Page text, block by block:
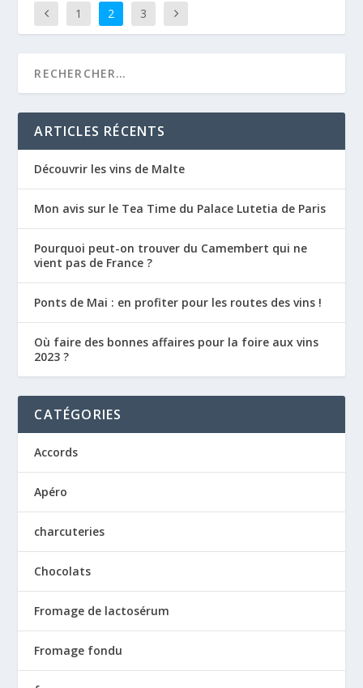
1 2 3
ARTICLES RÉCENTS
Découvrir les vins de Malte
Mon avis sur le Tea Time du Palace Lutetia de Paris
Pourquoi peut-on trouver du Camembert qui ne
vient pas de France ?
Ponts de Mai : en profiter pour les routes des vins !
Où faire des bonnes affaires pour la foire aux vins
2023 ?
CATÉGORIES
Accords
Apéro
charcuteries
Chocolats
Fromage de lactosérum
Fromage fondu